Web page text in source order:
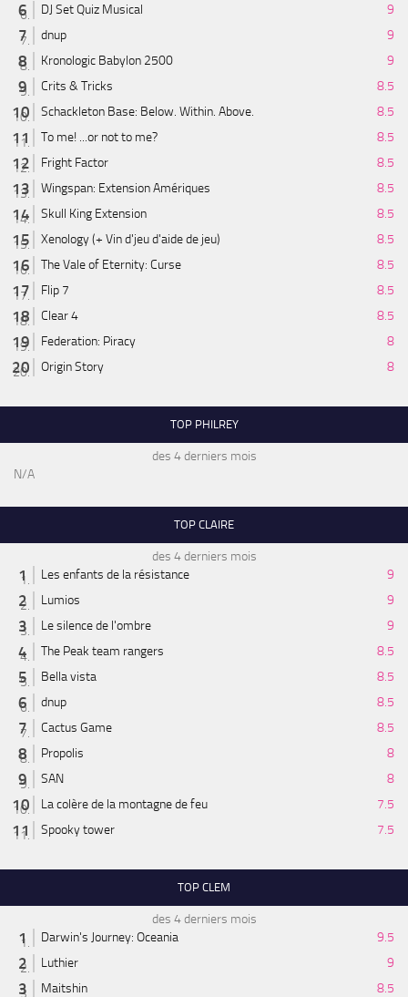
DJ Set Quiz Musical
9
dnup
9
Kronologic Babylon 2500
9
Crits & Tricks
8.5
Schackleton Base: Below. Within. Above.
8.5
To me! ...or not to me?
8.5
Fright Factor
8.5
Wingspan: Extension Amériques
8.5
Skull King Extension
8.5
Xenology (+ Vin d'jeu d'aide de jeu)
8.5
The Vale of Eternity: Curse
8.5
Flip 7
8.5
Clear 4
8.5
Federation: Piracy
8
Origin Story
8
TOP PHILREY
des 4 derniers mois
N/A
TOP CLAIRE
des 4 derniers mois
Les enfants de la résistance
9
Lumios
9
Le silence de l'ombre
9
The Peak team rangers
8.5
Bella vista
8.5
dnup
8.5
Cactus Game
8.5
Propolis
8
SAN
8
La colère de la montagne de feu
7.5
Spooky tower
7.5
TOP CLEM
des 4 derniers mois
Darwin's Journey: Oceania
9.5
Luthier
9
Maitshin
8.5